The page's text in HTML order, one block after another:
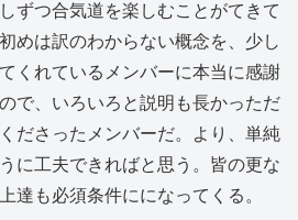
ずつ合気道を楽しむことがてきて
めは訳のわからない概念を、少し
くれているメンバーに本当に感謝
で、いろいろと説明も長かっただ
ださったメンバーだ。より、単純
に工夫できればと思う。皆の更な
達も必須条件にになってくる。